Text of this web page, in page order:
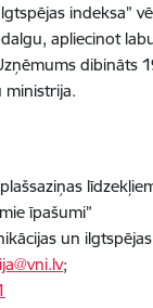
indeksa”
apliecinot
dibināts
ministrija.
īpašumi”
un
;